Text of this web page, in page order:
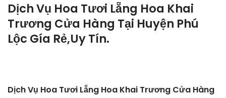
Dịch Vụ Hoa Tươi Lẵng Hoa Khai
Trương Cửa Hàng Tại Huyện Phú
Lộc Gía Rẻ,Uy Tín.
Dịch Vụ Hoa Tươi Lẵng Hoa Khai Trương Cửa Hàng